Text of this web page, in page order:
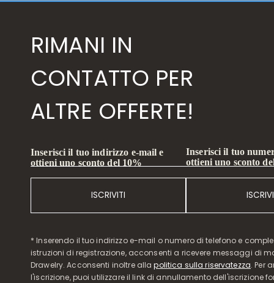
RIMANI IN
CONTATTO PER
ALTRE OFFERTE!
Inserisci il tuo indirizzo e-mail e
ottieni uno sconto del 10%
ISCRIVITI
Inserisci il tuo
ottieni uno sconto
* Inserendo il tuo indirizzo e-mail o numero di telefono e
istruzioni di registrazione, acconsenti a ricevere messaggi di
Drawelry. Acconsenti inoltre allapolitica sulla riservatezza. Per
l'iscrizione, puoi utilizzare il link di annullamento dell'iscrizione